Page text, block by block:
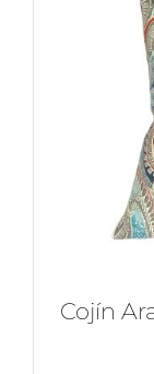
Cojín